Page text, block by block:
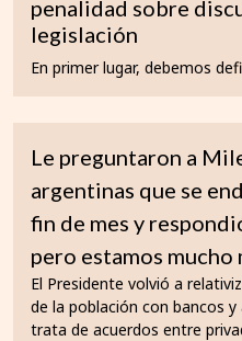
penalidad sobre
legislación
En primer lugar, debemos
Le preguntaron a
argentinas que se
fin de mes y
pero estamos mucho
El Presidente volvió a
de la población con bancos
trata de acuerdos entre